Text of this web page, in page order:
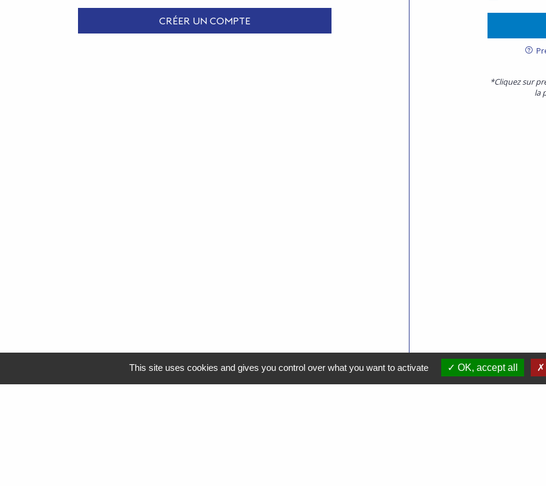
CRÉER UN COMPTE
*Cliquez sur
la
This site uses cookies and gives you control over what you want to activate OK, accept all